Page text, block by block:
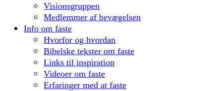
Visionsgruppen
Medlemmer af bevægelsen
Info om faste
Hvorfor og hvordan
Bibelske tekster om faste
Links til inspiration
Videoer om faste
Erfaringer med at faste